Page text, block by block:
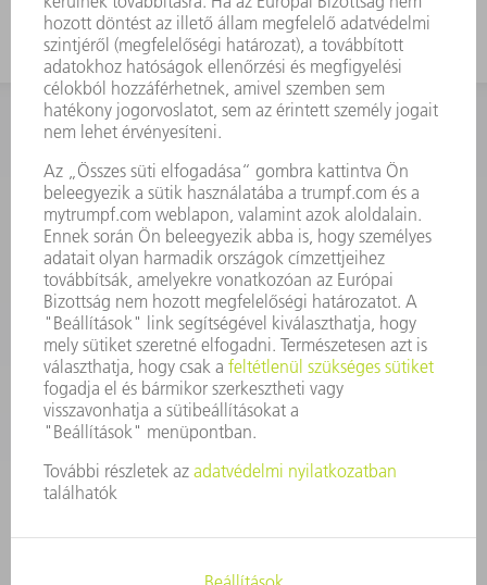
KAPCSOLAT
Szerszám
3628576045
08.00 - 16.30
szerszam@hu.trumpf.com
KAPCSOLAT
Alkatrész
3628576035
08.00 - 16.30
alkatresz@hu.trumpf.com